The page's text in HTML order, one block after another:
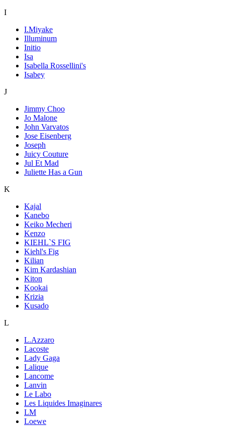
I
I.Miyake
Illuminum
Initio
Isa
Isabella Rossellini's
Isabey
J
Jimmy Choo
Jo Malone
John Varvatos
Jose Eisenberg
Joseph
Juicy Couture
Jul Et Mad
Juliette Has a Gun
K
Kajal
Kanebo
Keiko Mecheri
Kenzo
KIEHL`S FIG
Kiehl's Fig
Kilian
Kim Kardashian
Kiton
Kookai
Krizia
Kusado
L
L.Azzaro
Lacoste
Lady Gaga
Lalique
Lancome
Lanvin
Le Labo
Les Liquides Imaginares
LM
Loewe